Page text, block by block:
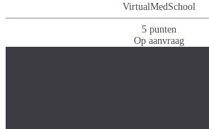
VirtualMedSchool
5 punten
Op aanvraag